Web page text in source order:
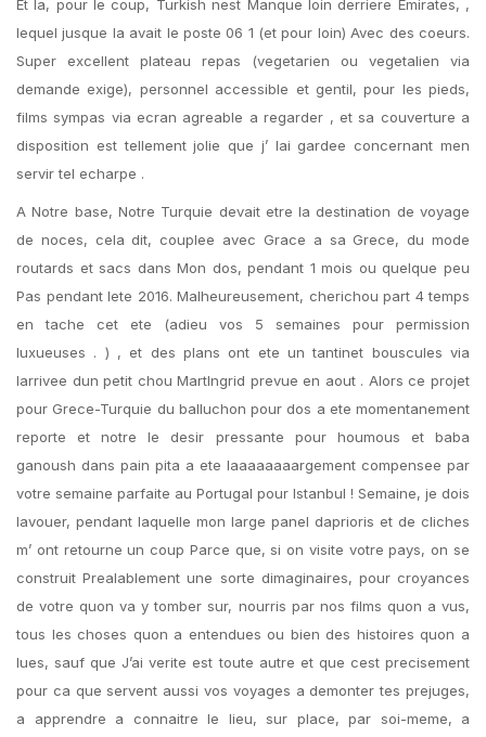
Et la, pour le coup, Turkish nest Manque loin derriere Emirates, ,
lequel jusque la avait le poste 06 1 (et pour loin) Avec des coeurs.
Super excellent plateau repas (vegetarien ou vegetalien via
demande exige), personnel accessible et gentil, pour les pieds,
films sympas via ecran agreable a regarder , et sa couverture a
disposition est tellement jolie que j’ lai gardee concernant men
servir tel echarpe .
A Notre base, Notre Turquie devait etre la destination de voyage
de noces, cela dit, couplee avec Grace a sa Grece, du mode
routards et sacs dans Mon dos, pendant 1 mois ou quelque peu
Pas pendant lete 2016. Malheureusement, cherichou part 4 temps
en tache cet ete (adieu vos 5 semaines pour permission
luxueuses . ) , et des plans ont ete un tantinet bouscules via
larrivee dun petit chou MartIngrid prevue en aout . Alors ce projet
pour Grece-Turquie du balluchon pour dos a ete momentanement
reporte et notre le desir pressante pour houmous et baba
ganoush dans pain pita a ete laaaaaaaargement compensee par
votre semaine parfaite au Portugal pour Istanbul ! Semaine, je dois
lavouer, pendant laquelle mon large panel daprioris et de cliches
m’ ont retourne un coup Parce que, si on visite votre pays, on se
construit Prealablement une sorte dimaginaires, pour croyances
de votre quon va y tomber sur, nourris par nos films quon a vus,
tous les choses quon a entendues ou bien des histoires quon a
lues, sauf que J’ai verite est toute autre et que cest precisement
pour ca que servent aussi vos voyages a demonter tes prejuges,
a apprendre a connaitre le lieu, sur place, par soi-meme, a